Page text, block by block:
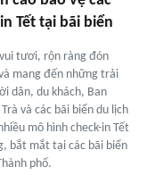
Tết tại bãi biển
tươi, rộn ràng đón
mang đến những trải
dân, du khách, Ban
và các bãi biển du lịch
mô hình check-in Tết
bắt mắt tại các bãi biển
phố.